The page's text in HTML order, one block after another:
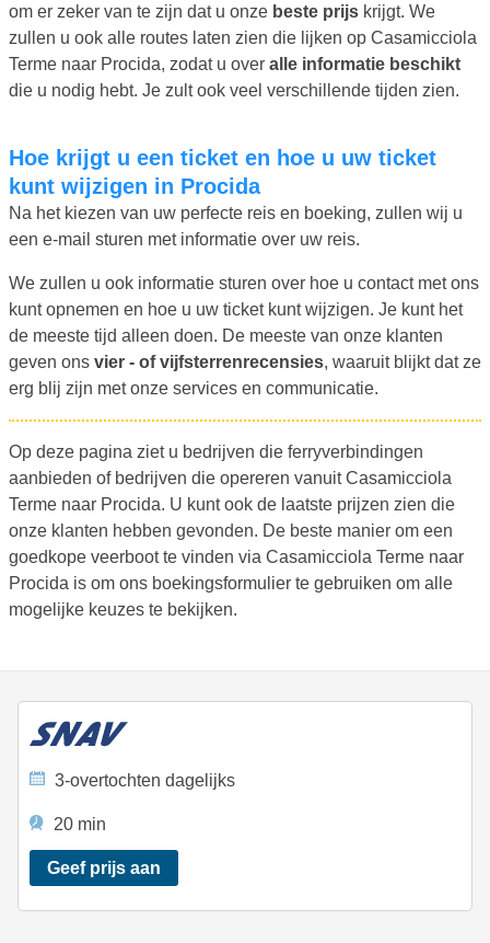
om er zeker van te zijn dat u onze beste prijs krijgt. We
zullen u ook alle routes laten zien die lijken op Casamicciola
Terme naar Procida, zodat u over alle informatie beschikt
die u nodig hebt. Je zult ook veel verschillende tijden zien.
Hoe krijgt u een ticket en hoe u uw ticket
kunt wijzigen in Procida
Na het kiezen van uw perfecte reis en boeking, zullen wij u
een e-mail sturen met informatie over uw reis.
We zullen u ook informatie sturen over hoe u contact met ons
kunt opnemen en hoe u uw ticket kunt wijzigen. Je kunt het
de meeste tijd alleen doen. De meeste van onze klanten
geven ons vier - of vijfsterrenrecensies, waaruit blijkt dat ze
erg blij zijn met onze services en communicatie.
Op deze pagina ziet u bedrijven die ferryverbindingen
aanbieden of bedrijven die opereren vanuit Casamicciola
Terme naar Procida. U kunt ook de laatste prijzen zien die
onze klanten hebben gevonden. De beste manier om een
goedkope veerboot te vinden via Casamicciola Terme naar
Procida is om ons boekingsformulier te gebruiken om alle
mogelijke keuzes te bekijken.
3-overtochten dagelijks
20 min
Geef prijs aan